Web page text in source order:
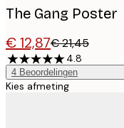
The Gang Poster
€ 12,87€ 21,45
4.8
4 Beoordelingen
Kies afmeting